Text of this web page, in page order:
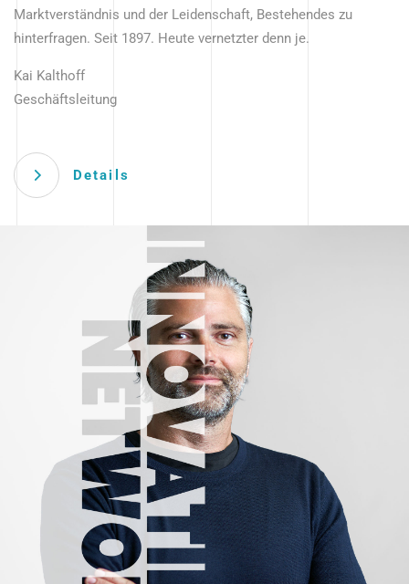
Marktverständnis und der Leidenschaft, Bestehendes zu
hinterfragen. Seit 1897. Heute vernetzter denn je.
Kai Kalthoff
Geschäftsleitung
Details